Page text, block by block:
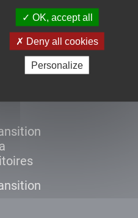
OK, accept all
Deny all cookies
Personalize
recueillies seront
pour l’instruction de
Créer le compte